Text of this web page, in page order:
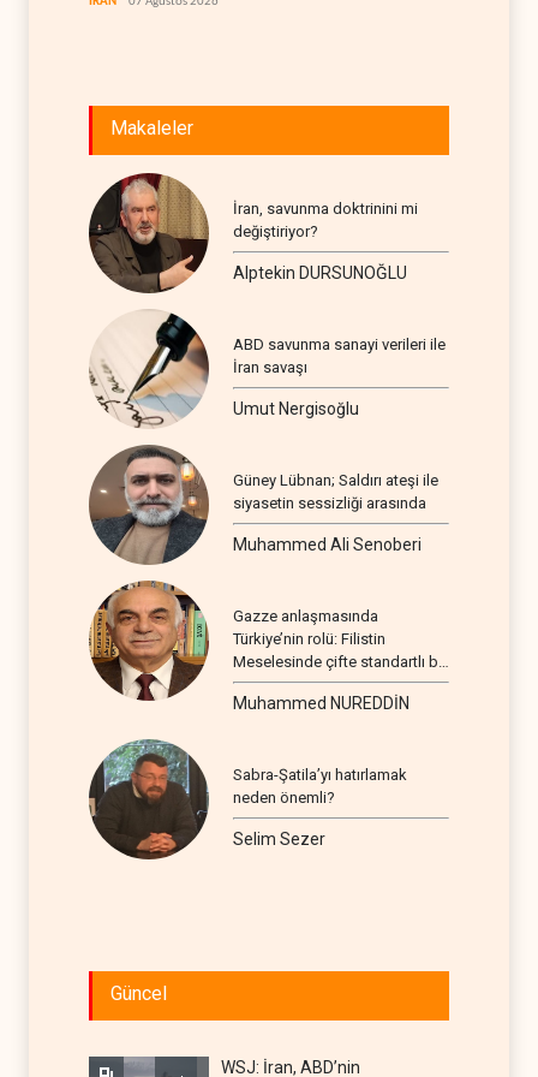
Makaleler
İran, savunma doktrinini mi
değiştiriyor?
Alptekin DURSUNOĞLU
ABD savunma sanayi verileri ile
İran savaşı
Umut Nergisoğlu
Güney Lübnan; Saldırı ateşi ile
siyasetin sessizliği arasında
Muhammed Ali Senoberi
Gazze anlaşmasında
Türkiye’nin rolü: Filistin
Meselesinde çifte standartlı bir
seyir
Muhammed NUREDDİN
Sabra-Şatila’yı hatırlamak
neden önemli?
Selim Sezer
Güncel
WSJ: İran, ABD’nin